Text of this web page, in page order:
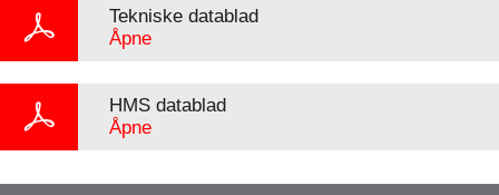
Tekniske datablad
Åpne
HMS datablad
Åpne